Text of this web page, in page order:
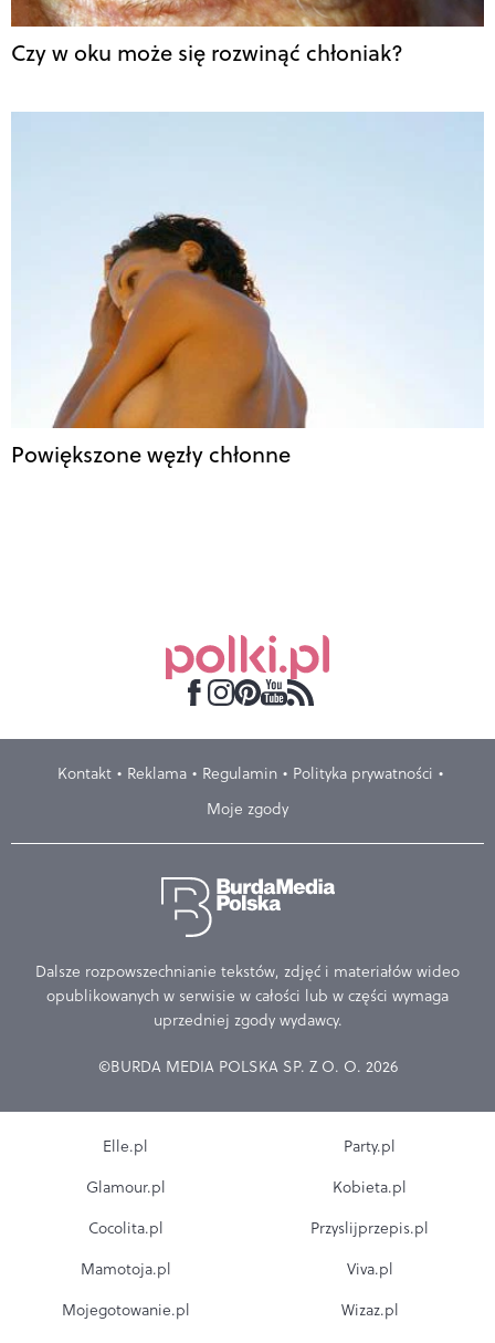
Czy w oku może się rozwinąć chłoniak?
Powiększone węzły chłonne
Kontakt Reklama Regulamin
Polityka prywatności
Moje zgody
Dalsze rozpowszechnianie tekstów, zdjęć i materiałów wideo
opublikowanych w serwisie w całości lub w części wymaga
uprzedniej zgody wydawcy.
©BURDA MEDIA POLSKA SP. Z O. O. 2026
Elle.pl
Glamour.pl
Cocolita.pl
Mamotoja.pl
Mojegotowanie.pl
Party.pl
Kobieta.pl
Przyslijprzepis.pl
Viva.pl
Wizaz.pl